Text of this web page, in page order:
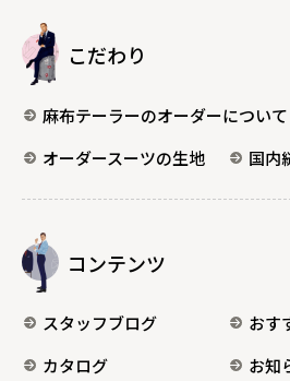
こだわり
麻布テーラーのオーダーについて
オーダースーツの生地
国内
コンテンツ
スタッフブログ
おす
カタログ
お知